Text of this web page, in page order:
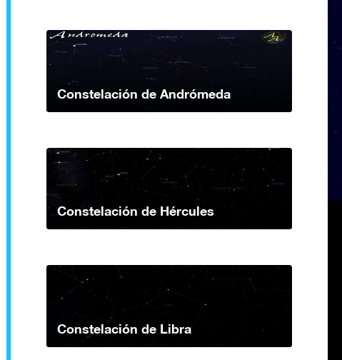
Constelación de Andrómeda
Constelación de Hércules
Constelación de Libra